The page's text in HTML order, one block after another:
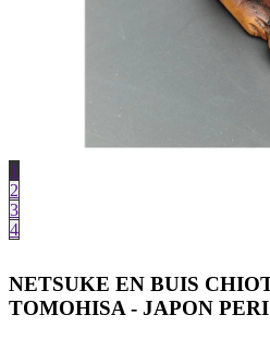
1
2
3
4
NETSUKE EN BUIS
TOMOHISA - JAPON